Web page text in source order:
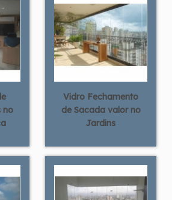
no
Vidro Fechamento
de Sacada valor no
Jardins